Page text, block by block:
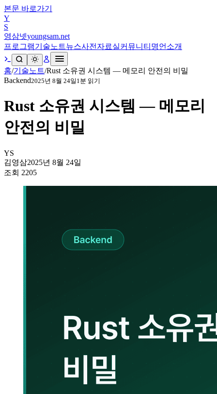
본문 바로가기
Y
S
영삼넷youngsam.net
프로그램기술노트뉴스사전 자료실커뮤니티 명언 소개
홈/기술노트/Rust 소유권 시스템 — 메모리 안전의 비밀
Backend2025년 8월 24일 1분 읽기
Rust 소유권 시스템 — 메모리
안전의 비밀
YS
김영삼2025년 8월 24일
조회 2205